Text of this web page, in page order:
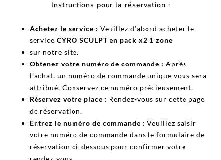
Instructions pour la réservation :
Achetez le service : Veuillez d’abord acheter le
service CYRO SCULPT en pack x2 1 zone
sur notre site.
Obtenez votre numéro de commande : Après
l’achat, un numéro de commande unique vous sera
attribué. Conservez ce numéro précieusement.
Réservez votre place : Rendez-vous sur cette page
de réservation.
Entrez le numéro de commande : Veuillez saisir
votre numéro de commande dans le formulaire de
réservation ci-dessous pour confirmer votre
rendez-vous.